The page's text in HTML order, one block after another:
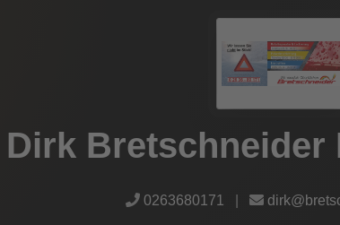
Dirk Bretschneider
0263680171